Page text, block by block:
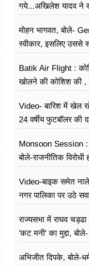
गये...अखिलेश यादव ने
मोहन भागवत, बोले-
स्वीकार, इसलिए उससे
Batik Air Flight :
खोलने की कोशिश की ,
Video- बारिश में खेल
24 वर्षीय फुटबॉलर की
Monsoon Session :
बोले-राजनीतिक
Video-बाइक समेत नाले
नगर पालिका पर उठे
राज्यसभा में राघव
'कट मनी' का मुद्दा,
अभिजीत दिपके, बोले-